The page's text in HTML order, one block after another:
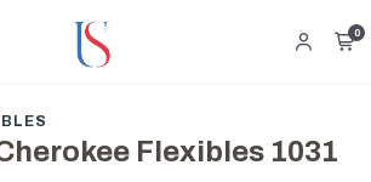
0
Flexibles 1031